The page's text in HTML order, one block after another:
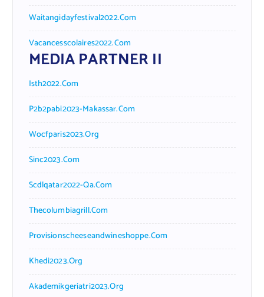
Waitangidayfestival2022.com
Vacancesscolaires2022.com
MEDIA PARTNER II
Isth2022.com
P2b2pabi2023-Makassar.com
Wocfparis2023.org
Sinc2023.com
Scdlqatar2022-Qa.com
Thecolumbiagrill.com
Provisionscheeseandwineshoppe.com
Khedi2023.org
Akademikgeriatri2023.org